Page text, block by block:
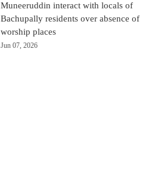
Muneeruddin interact with locals of
Bachupally residents over absence of
worship places
Jun 07, 2026